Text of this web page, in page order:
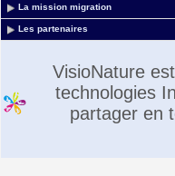
La mission migration
Les partenaires
VisioNature
technologies
partager en